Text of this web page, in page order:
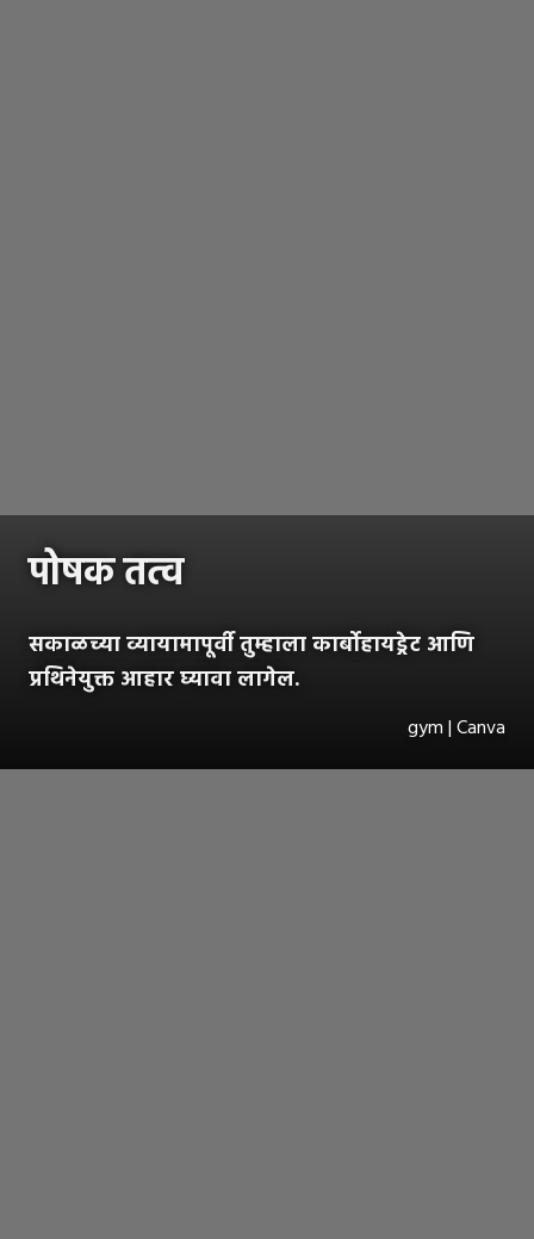
पोषक तत्व
सकाळच्या व्यायामापूर्वी तुम्हाला कार्बोहायड्रेट आणि
प्रथिनेयुक्त आहार घ्यावा लागेल.
gym | Canva